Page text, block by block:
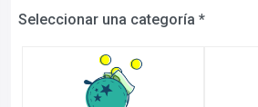
Seleccionar una categoría *